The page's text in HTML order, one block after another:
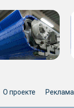
О проекте Реклама